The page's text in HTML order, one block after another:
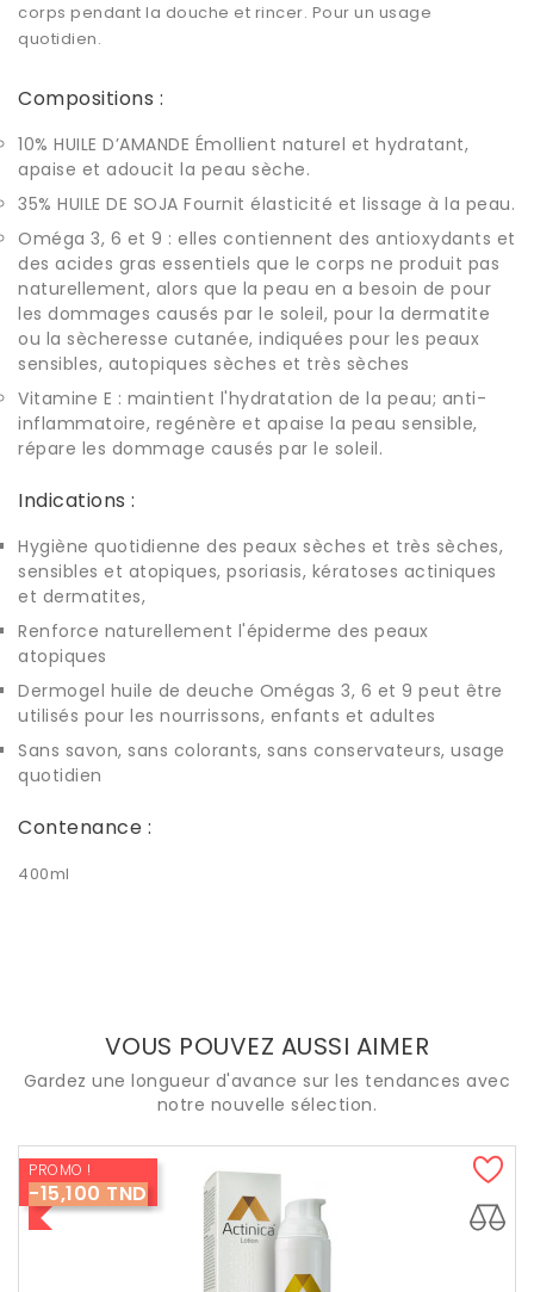
corps pendant la douche et rincer. Pour un usage
quotidien.
Compositions :
10% HUILE D’AMANDE Émollient naturel et hydratant,
apaise et adoucit la peau sèche.
35% HUILE DE SOJA Fournit élasticité et lissage à la peau.
Oméga 3, 6 et 9 : elles contiennent des antioxydants et
des acides gras essentiels que le corps ne produit pas
naturellement, alors que la peau en a besoin de pour
les dommages causés par le soleil, pour la dermatite
ou la sècheresse cutanée, indiquées pour les peaux
sensibles, autopiques sèches et très sèches
Vitamine E : maintient l'hydratation de la peau; anti-
inflammatoire, regénère et apaise la peau sensible,
répare les dommage causés par le soleil.
Indications :
Hygiène quotidienne des peaux sèches et très sèches,
sensibles et atopiques, psoriasis, kératoses actiniques
et dermatites,
Renforce naturellement l'épiderme des peaux
atopiques
Dermogel huile de deuche Omégas 3, 6 et 9 peut être
utilisés pour les nourrissons, enfants et adultes
Sans savon, sans colorants, sans conservateurs, usage
quotidien
Contenance :
400ml
VOUS POUVEZ AUSSI AIMER
Gardez une longueur d'avance sur les tendances avec
notre nouvelle sélection.
PROMO !
-15,100 TND